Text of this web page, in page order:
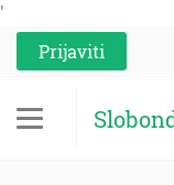
'
Prijaviti